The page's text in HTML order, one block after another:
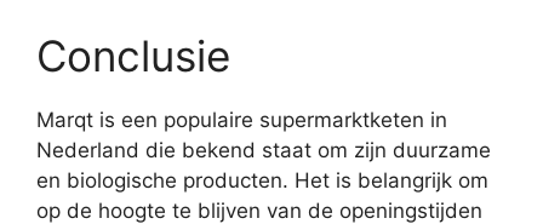
Conclusie
Marqt is een populaire supermarktketen in
Nederland die bekend staat om zijn duurzame
en biologische producten. Het is belangrijk om
op de hoogte te blijven van de openingstijden